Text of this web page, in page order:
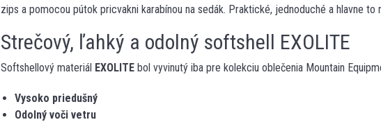
zips a pomocou pútok pricvakni karabínou na sedák. Praktické, jednoduché a hlavne to
Strečový, ľahký a odolný softshell EXOLITE
Softshellový materiál EXOLITE bol vyvinutý iba pre kolekciu oblečenia Mountain
Vysoko priedušný
Odolný voči vetru